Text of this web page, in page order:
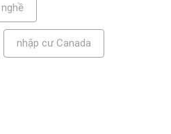
nhập cư Canada